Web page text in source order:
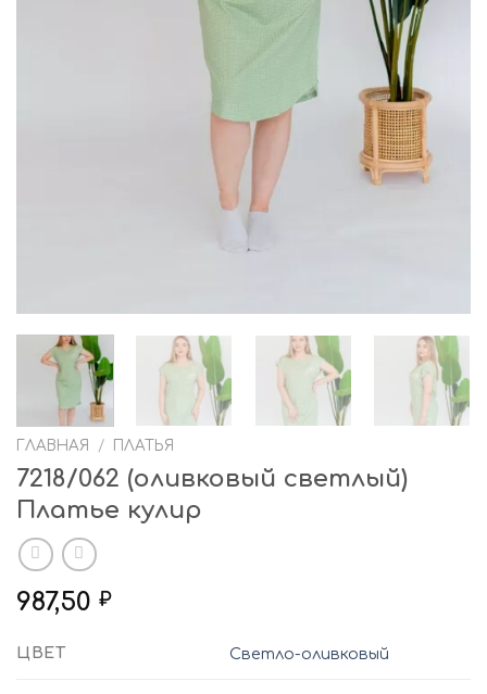
ГЛАВНАЯ / ПЛАТЬЯ
7218/062 (оливковый светлый)
Платье кулир
987,50 ₽
ЦВЕТ Светло-оливковый